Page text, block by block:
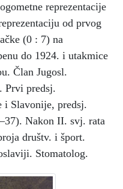
reprezentacije
od prvog
(0 : 7) na
do 1924. i utakmice
Član Jugosl.
Prvi predsj.
i Slavonije, predsj.
Nakon II. svj. rata
društv. i šport.
Stomatolog.